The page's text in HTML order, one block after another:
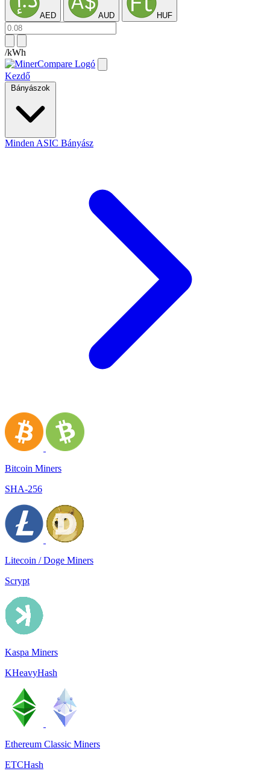
AED AUD HUF
/kWh
Kezdő
Bányászok
Minden ASIC Bányász
Bitcoin Miners
SHA-256
Litecoin / Doge Miners
Scrypt
Kaspa Miners
KHeavyHash
Ethereum Classic Miners
ETCHash